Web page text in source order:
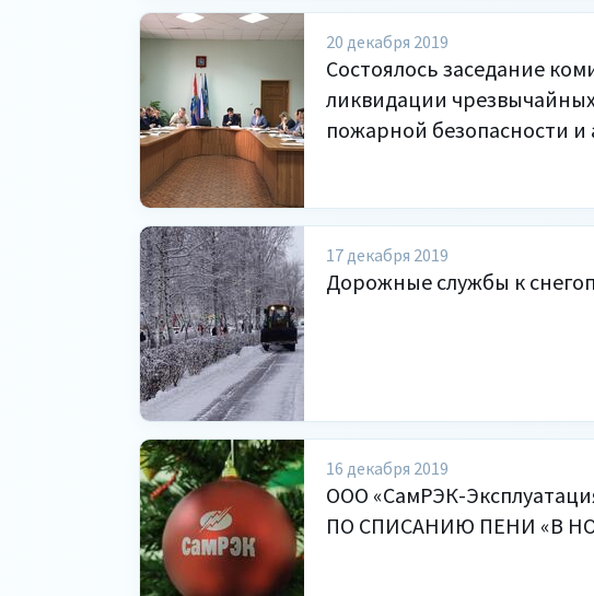
20 декабря 2019
Состоялось заседание
ликвидации
пожарной безопасности
17 декабря 2019
Дорожные службы к
16 декабря 2019
ООО «СамРЭК-
ПО СПИСАНИЮ ПЕНИ «В